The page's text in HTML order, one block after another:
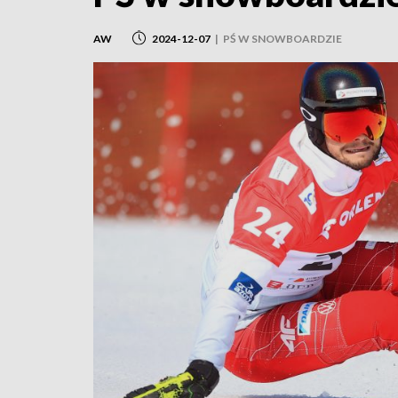
AW 2024-12-07 | PŚ W SNOWBOARDZIE